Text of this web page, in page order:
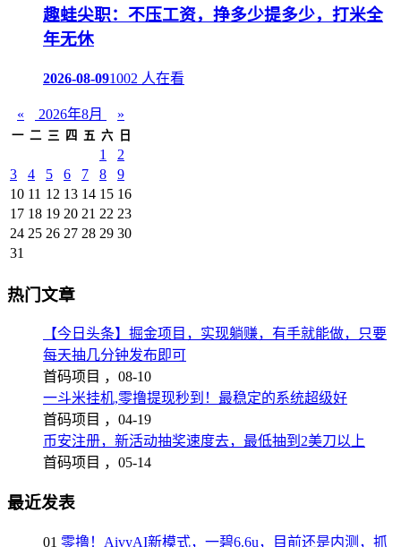
趣蛙尖职：不压工资，挣多少提多少，打米全
年无休
2026-08-091002 人在看
« 2026年8月 »
一 二 三 四 五 六 日
1
2
3
4 5 6 7 8
9
10 11 12 13 14 15 16
17 18 19 20 21 22 23
24 25 26 27 28 29 30
31
热门文章
【今日头条】掘金项目，实现躺赚，有手就能做，只要
每天抽几分钟发布即可
首码项目 ， 08-10
一斗米挂机,零撸提现秒到！最稳定的系统超级好
首码项目 ， 04-19
币安注册，新活动抽奖速度去，最低抽到2美刀以上
首码项目 ， 05-14
最近发表
01 零撸！AivyAI新模式，一碧6.6u，目前还是内测，抓